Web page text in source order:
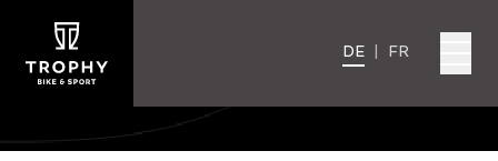
DE FR